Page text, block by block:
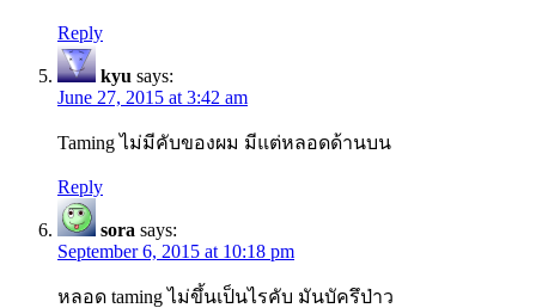
Reply
kyu says:
June 27, 2015 at 3:42 am
Taming ไม่มีคับของผม มีแต่หลอดด้านบน
Reply
sora says:
September 6, 2015 at 10:18 pm
หลอด taming ไม่ขึ้นเป็นไรคับ มันบัครึป่าว